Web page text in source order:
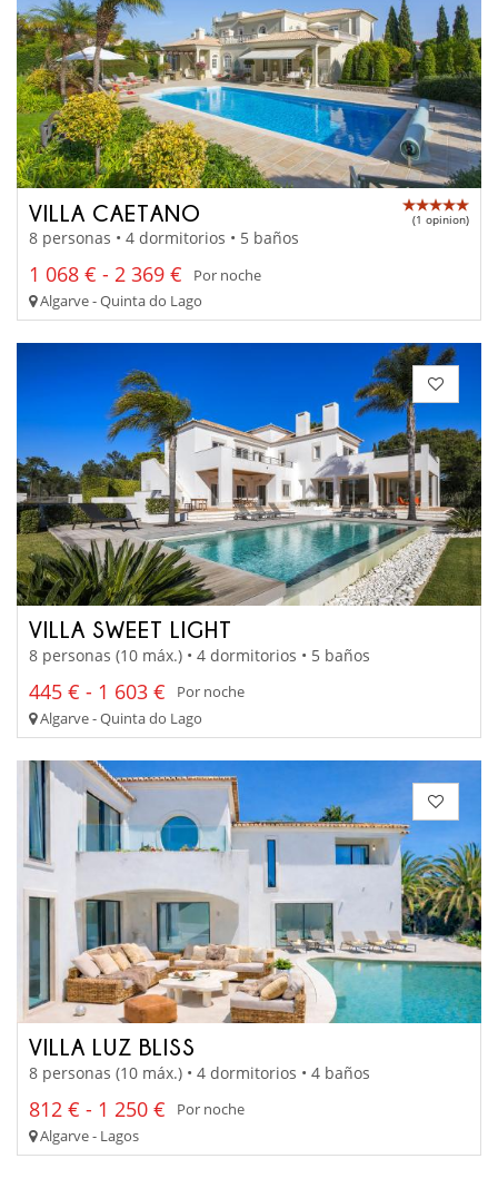
VILLA CAETANO (1 opinion)
8 personas • 4 dormitorios • 5 baños
1 068 € - 2 369 €
Por noche
Algarve - Quinta do Lago
VILLA SWEET LIGHT
8 personas (10 máx.) • 4 dormitorios • 5 baños
445 € - 1 603 €
Por noche
Algarve - Quinta do Lago
VILLA LUZ BLISS
8 personas (10 máx.) • 4 dormitorios • 4 baños
812 € - 1 250 €
Por noche
Algarve - Lagos